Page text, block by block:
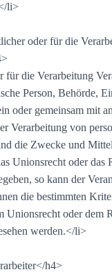
li>
oder für die
für die Verarbeitung
Person, Behörde,
oder gemeinsam mit
Verarbeitung von
die Zwecke und
Unionsrecht oder das
so kann der
die bestimmten
Unionsrecht oder dem
werden.</li>
h4>